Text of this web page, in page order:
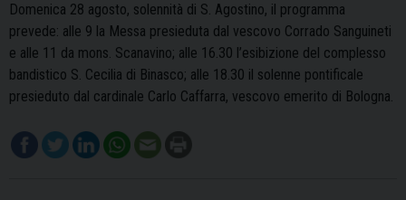
Domenica 28 agosto, solennità di S. Agostino, il programma
prevede: alle 9 la Messa presieduta dal vescovo Corrado Sanguineti
e alle 11 da mons. Scanavino; alle 16.30 l’esibizione del complesso
bandistico S. Cecilia di Binasco; alle 18.30 il solenne pontificale
presieduto dal cardinale Carlo Caffarra, vescovo emerito di Bologna.